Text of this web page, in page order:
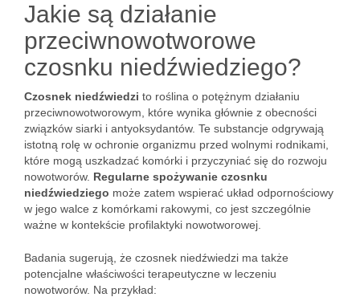
Jakie są działanie
przeciwnowotworowe
czosnku niedźwiedziego?
Czosnek niedźwiedzi to roślina o potężnym działaniu
przeciwnowotworowym, które wynika głównie z obecności
związków siarki i antyoksydantów. Te substancje odgrywają
istotną rolę w ochronie organizmu przed wolnymi rodnikami,
które mogą uszkadzać komórki i przyczyniać się do rozwoju
nowotworów. Regularne spożywanie czosnku
niedźwiedziego może zatem wspierać układ odpornościowy
w jego walce z komórkami rakowymi, co jest szczególnie
ważne w kontekście profilaktyki nowotworowej.
Badania sugerują, że czosnek niedźwiedzi ma także
potencjalne właściwości terapeutyczne w leczeniu
nowotworów. Na przykład: